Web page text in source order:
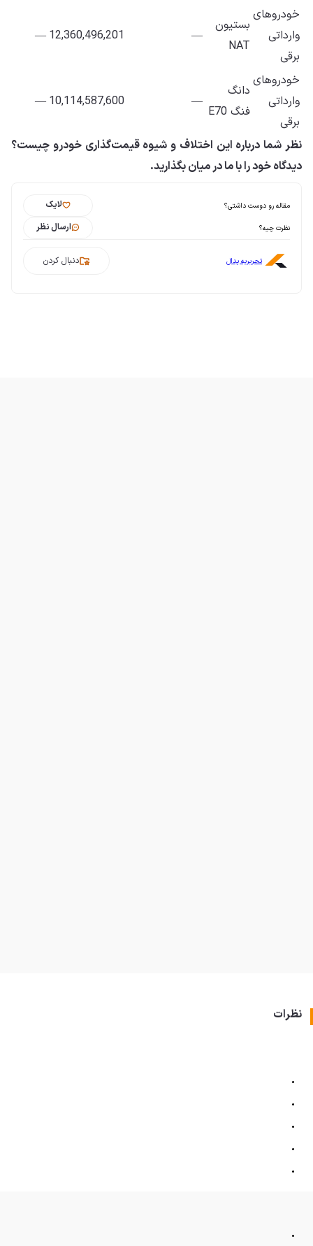
خودروهای
وارداتی
برقی
بستیون
NAT
—
12,360,496,201
—
خودروهای
وارداتی
برقی
دانگ
فنگ E70
—
10,114,587,600
—
نظر شما درباره این اختلاف و شیوه قیمت‌گذاری خودرو چیست؟
دیدگاه خود را با ما در میان بگذارید.
مقاله رو دوست داشتی؟ لایک
نظرت چیه؟ ارسال نظر
تحریریه پدال دنبال کردن
نظرات